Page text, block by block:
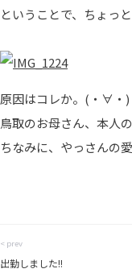
ということで、ちょっ
原因はコレか。(・∀・)
鳥取のお母さん、本人
ちなみに、やっさんの
< prev
出勤しました!!